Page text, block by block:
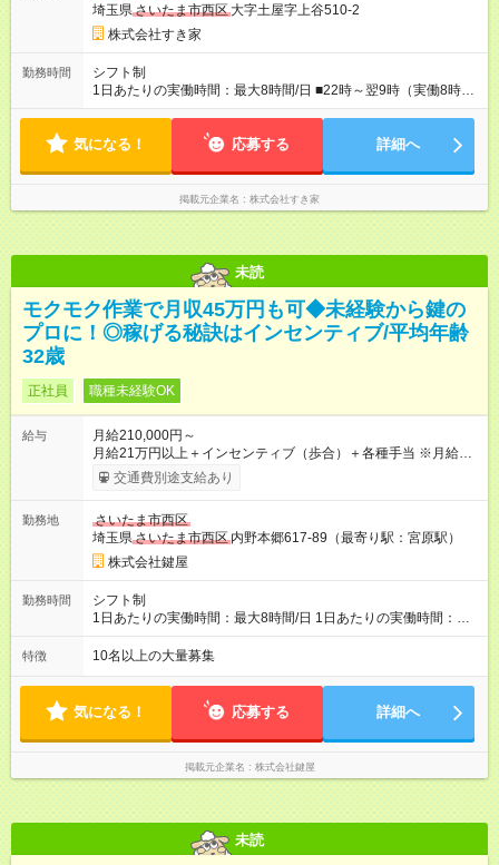
埼玉県さいたま市西区 大字土屋字上谷510-2
株式会社すき家
勤務時間
シフト制
1日あたりの実働時間：最大8時間/日 ■22時～翌9時（実働8時
間） ※上記はあくまでも一例です。店舗により、時間が前後す
のシフトを組んでいます。 ★各店舗のサポートのために本社に
気になる！ 応募する 詳細へ
掲載元企業名 株式会社すき家
未読
モクモク作業で月収45万円も可◆未経験から鍵の
プロに！◎稼げる秘訣はインセンティブ/平均年齢
32歳
正社員 職種未経験OK
給与
月給210,000円～
月給21万円以上＋インセンティブ（歩合）＋各種手当 ※月給21
万円を最低保証。売り上げに応じて月収額が増える仕組みで
す。 ※インセンティブの内訳：（平均客単価の4倍）＋（利益
す。そのほかの条件に変更はありません。 【試用期間】試用期
間あり 試用期間の長さ：3ヶ月 ※ 雇用形態と給与に、本採用時
と異なる部分があります。 雇用形態：中途採用（正社員） 給
与：本採用時と同じです。
交通費別途支給あり
勤務地
さいたま市西区
埼玉県さいたま市西区 内野本郷617-89（最寄り駅：宮原駅）
株式会社鍵屋
勤務時間
シフト制
1日あたりの実働時間：最大8時間/日 1日あたりの実働時間：８
時間 シフト例 ・6時00分～16時00分 ・8時00分～18時00分 ・
10時00分～20時00分 ・12時00分～翌0時00分 ・18時00分～翌
特徴 10名以上の大量募集
気になる！ 応募する 詳細へ
掲載元企業名 株式会社鍵屋
未読